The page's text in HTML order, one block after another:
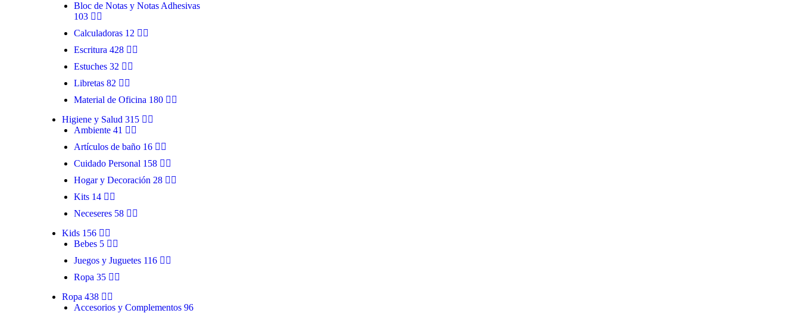
Bloc de Notas y Notas Adhesivas
103
Calculadoras 12
Escritura 428
Estuches 32
Libretas 82
Material de Oficina 180
Higiene y Salud 315
Ambiente 41
Artículos de baño 16
Cuidado Personal 158
Hogar y Decoración 28
Kits 14
Neceseres 58
Kids 156
Bebes 5
Juegos y Juguetes 116
Ropa 35
Ropa 438
Accesorios y Complementos 96